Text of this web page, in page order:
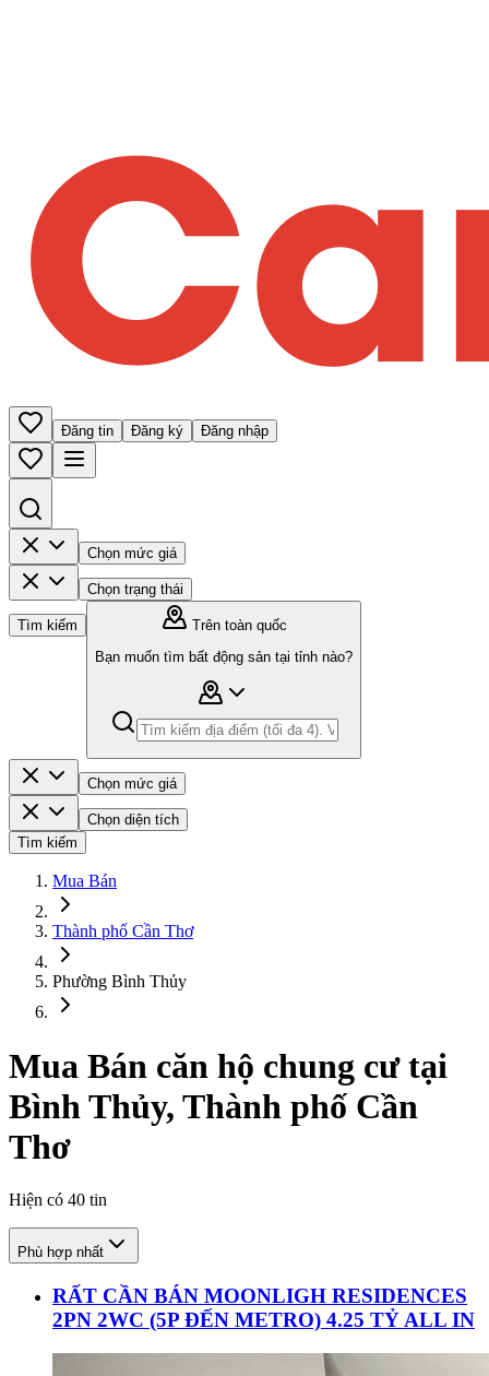
Đăng tin Đăng ký Đăng nhập
Chọn mức giá
Chọn trạng thái
Tìm kiếm
Trên toàn quốc
Bạn muốn tìm bất động sản tại tỉnh nào?
Chọn mức giá
Chọn diện tích
Tìm kiếm
Mua Bán
Thành phố Cần Thơ
Phường Bình Thủy
Mua Bán căn hộ chung cư tại
Bình Thủy, Thành phố Cần
Thơ
Hiện có 40 tin
Phù hợp nhất
RẤT CẦN BÁN MOONLIGH RESIDENCES
2PN 2WC (5P ĐẾN METRO) 4.25 TỶ ALL IN